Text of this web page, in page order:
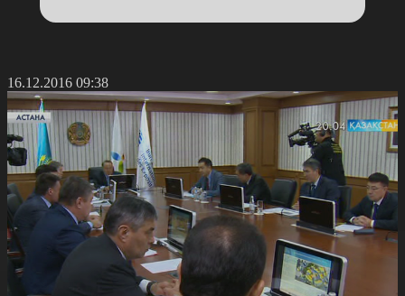
16.12.2016 09:38